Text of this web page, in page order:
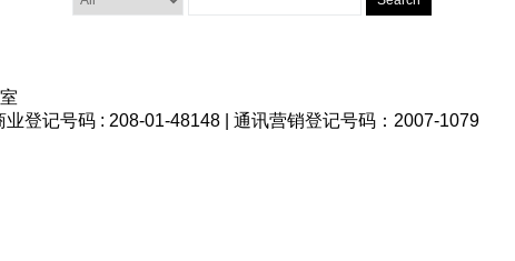
登记号码 : 208-01-48148 | 通讯营销登记号码：2007-1079